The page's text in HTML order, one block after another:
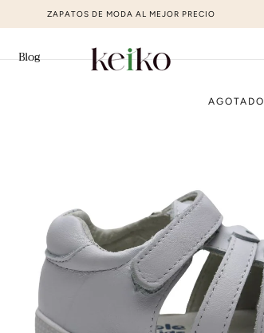
ZAPATOS DE MODA AL MEJOR PRECIO
Blog
AGOTADO